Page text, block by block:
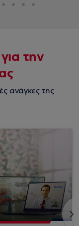
για την
ανάγκες της
>